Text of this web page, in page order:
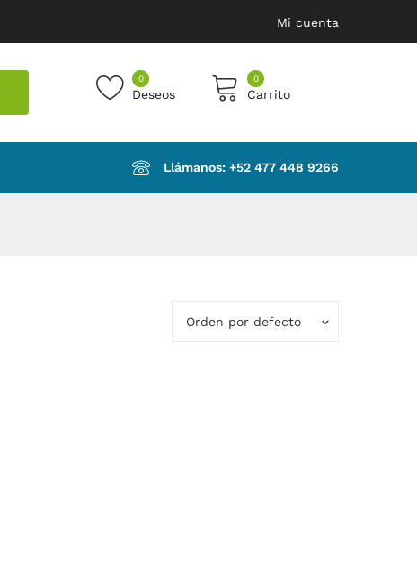
Mi cuenta
0
Deseos
0
Carrito
No products in the cart.
Llámanos: ‪+52 477 448 9266‬
Orden por defecto